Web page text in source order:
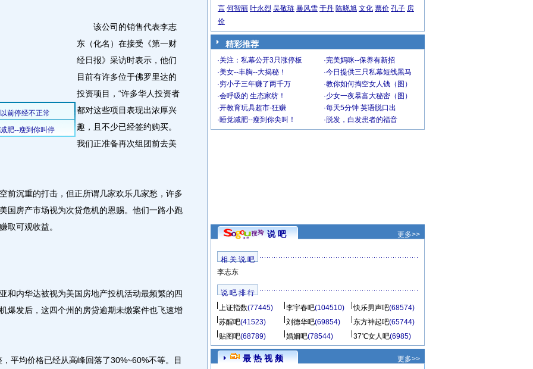
该公司的销售代表李志
东（化名）在接受《第一财
经日报》采访时表示，他们
目前有许多位于佛罗里达的
投资项目，“许多华人投资者
都对这些项目表现出浓厚兴
趣，且不少已经签约购买。
我们正准备再次组团前去美
沉重的打击，但正所谓几家欢乐几家愁，许多
国房产市场视为次贷危机的恩赐。他们一路小跑
取可观收益。
内华达被视为美国房地产投机活动最频繁的四
爆发后，这四个州的房贷逾期未缴案件也飞速增
均价格已经从高峰回落了30%~60%不等。目
言 何智丽 叶永烈 吴敬琏 暴风雪 于丹 陈晓旭 文化 票价 孔子 房
价
精彩推荐
·关注：私幕公开3只涨停板 ·完美妈咪--保养有新招
·美女--丰胸--大揭秘！ ·今日提供三只私幕短线黑马
·穷小子三年赚了两千万 ·教你如何掏空女人钱（图）
·会呼吸的 生态家纺！ ·少女一夜暴富大秘密（图）
·开教育玩具超市-狂赚 ·每天5分钟 英语脱口出
·睡觉减肥--瘦到你尖叫！ · 脱发，白发患者的福音
说 吧 更多>>
相 关 说 吧
李志东
说 吧 排 行
上证指数(77445) 李宇春吧(104510) 快乐男声吧(68574)
苏醒吧(41523) 刘德华吧(69854) 东方神起吧(65744)
贴图吧(68789) 婚姻吧(78544) 37℃女人吧(6985)
最 热 视 频 更多>>